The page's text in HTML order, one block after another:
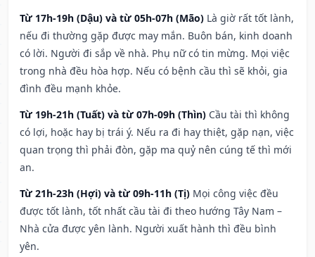
Từ 17h-19h (Dậu) và từ 05h-07h (Mão) Là giờ rất tốt lành,
nếu đi thường gặp được may mắn. Buôn bán, kinh doanh
có lời. Người đi sắp về nhà. Phụ nữ có tin mừng. Mọi việc
trong nhà đều hòa hợp. Nếu có bệnh cầu thì sẽ khỏi, gia
đình đều mạnh khỏe.
Từ 19h-21h (Tuất) và từ 07h-09h (Thìn) Cầu tài thì không
có lợi, hoặc hay bị trái ý. Nếu ra đi hay thiệt, gặp nạn, việc
quan trọng thì phải đòn, gặp ma quỷ nên cúng tế thì mới
an.
Từ 21h-23h (Hợi) và từ 09h-11h (Tị) Mọi công việc đều
được tốt lành, tốt nhất cầu tài đi theo hướng Tây Nam –
Nhà cửa được yên lành. Người xuất hành thì đều bình
yên.